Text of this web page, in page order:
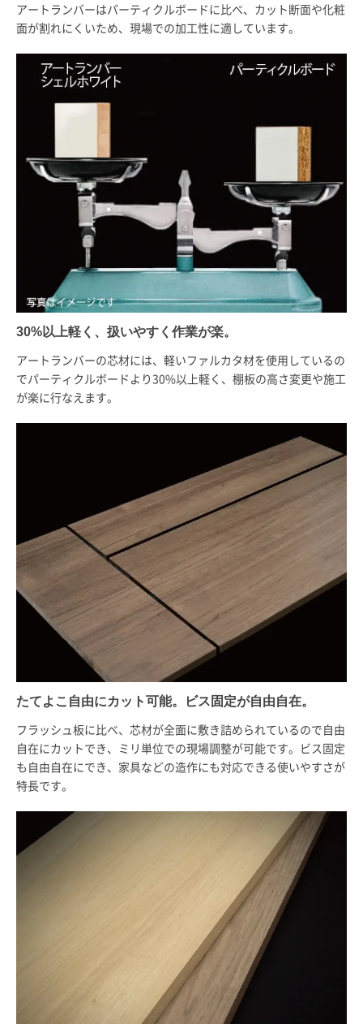
アートランバーはパーティクルボードに比べ、カット断面や化粧
面が割れにくいため、現場での加工性に適しています。
30%以上軽く、扱いやすく作業が楽。
アートランバーの芯材には、軽いファルカタ材を使用しているの
でパーティクルボードより30%以上軽く、棚板の高さ変更や施工
が楽に行なえます。
たてよこ自由にカット可能。ビス固定が自由自在。
フラッシュ板に比べ、芯材が全面に敷き詰められているので自由
自在にカットでき、ミリ単位での現場調整が可能です。ビス固定
も自由自在にでき、家具などの造作にも対応できる使いやすさが
特長です。